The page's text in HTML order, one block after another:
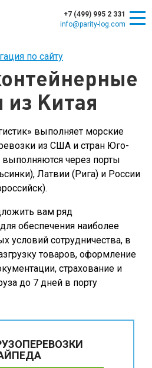
+7 (499) 995 2 331
info@parity-log.com
по сайту
из Китая
выполняет морские
из США и стран Юго-
выполняются через порты
Латвии (Рига) и России
вам ряд
обеспечения наиболее
условий сотрудничества, в
товаров, оформление
страхование и
до 7 дней в порту